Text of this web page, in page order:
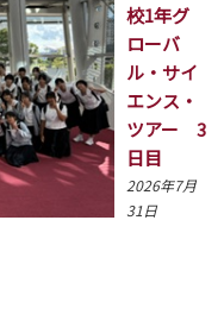
校1年グ
ローバ
ル・サイ
エンス・
ツアー 3
日目
2026年7月
31日